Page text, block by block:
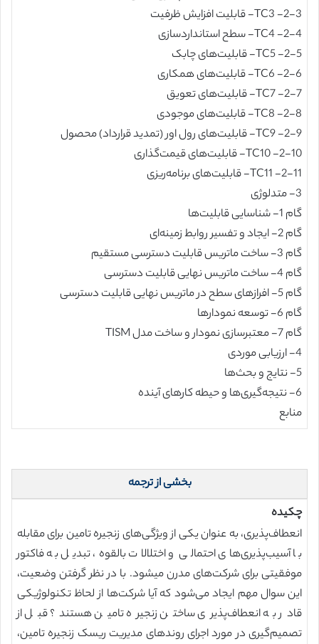
2-3- TC3- قابلیت افزایش ظرفیت
2-4- TC4- سطح استانداردسازی
2-5- TC5- قابلیت‌های چابک
2-6- TC6- قابلیت‌های همکاری
2-7- TC7- قابلیت‌های تعویق
2-8- TC8- قابلیت‌های موجودی
2-9- TC9- قابلیت‌های رول اور (تمدید قرارداد) محصول
2-10- TC10- قابلیت‌های قیمت‌گذاری
2-11- TC11- قابلیت‌های برنامه‌ریزی
3- متدلوژی
گام 1- شناسایی قابلیت‌ها
گام 2- ایجاد و تفسیر روابط زمینه‌ای
گام 3- ساخت ماتریس قابلیت دسترسی مستقیم
گام 4- ساخت ماتریس نهایی قابلیت دسترسی
گام 5- افرازهای سطح در ماتریس نهایی قابلیت دسترسی
گام 6- توسعه نمودارها
گام 7- معتبرسازی نمودار و ساخت مدل TISM
4- ارزیابی موردی
5- نتایج و بحث‌ها
6- نتیجه‌گیری‌ها و حیطه کارهای آینده
منابع
بخشی از ترجمه
چکیده
انعطاف‌پذیری، به عنوان یکی از ویژگی‌های زنجیره تامین برای مقابله
با آسیب‌پذیری‌های احتمالی و اختلالات بالقوه، تبدیل به فاکتور
موفقیتی برای شرکت‌های مدرن می‎شود. با در نظر گرفتن وضعیت،
این سوال مهم ایجاد می‌شود که آیا شرکت‌ها از لحاظ تکنولوژیکی
قادر به انعطاف‌پذیری ساختن زنجیره تامین هستند؟ قبل از
تصمیم‌گیری در مورد اجرای روندهای مدیریت ریسک زنجیره تامین،